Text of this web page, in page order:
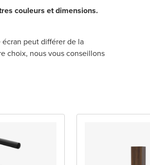
couleurs et dimensions.
peut différer de la
choix, nous vous conseillons